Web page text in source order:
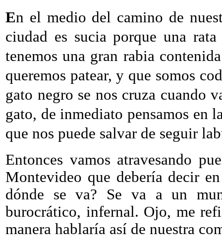
En el medio del camino de
ciudad es sucia porque una
tenemos una gran rabia
queremos patear, y que somos
gato negro se nos cruza cuando
gato, de inmediato pensamos en
que nos puede salvar de seguir
Entonces vamos atravesando
Montevideo que debería decir
dónde se va? Se va a un
burocrático, infernal. Ojo, me
manera hablaría así de nuestra